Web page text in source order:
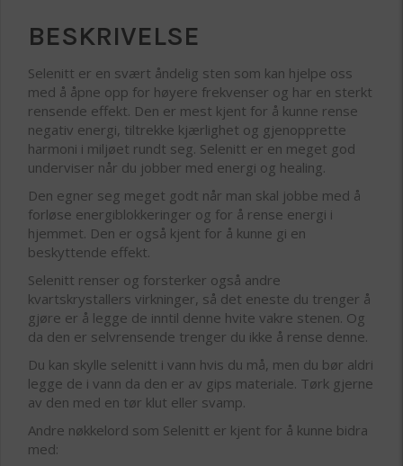
BESKRIVELSE
Selenitt er en svært åndelig sten som kan hjelpe oss
med å åpne opp for høyere frekvenser og har en sterkt
rensende effekt. Den er mest kjent for å kunne rense
negativ energi, tiltrekke kjærlighet og gjenopprette
harmoni i miljøet rundt seg. Selenitt er en meget god
underviser når du jobber med energi og healing.
Den egner seg meget godt når man skal jobbe med å
forløse energiblokkeringer og for å rense energi i
hjemmet. Den er også kjent for å kunne gi en
beskyttende effekt.
Selenitt renser og forsterker også andre
kvartskrystallers virkninger, så det eneste du trenger å
gjøre er å legge de inntil denne hvite vakre stenen. Og
da den er selvrensende trenger du ikke å rense denne.
Du kan skylle selenitt i vann hvis du må, men du bør aldri
legge de i vann da den er av gips materiale. Tørk gjerne
av den med en tør klut eller svamp.
Andre nøkkelord som Selenitt er kjent for å kunne bidra
med: